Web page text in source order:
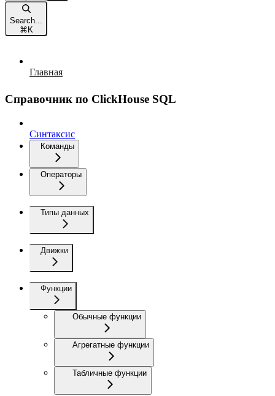
Search...
⌘ K
Главная
Справочник по ClickHouse SQL
Синтаксис
Команды
Операторы
Типы данных
Движки
Функции
Обычные функции
Агрегатные функции
Табличные функции